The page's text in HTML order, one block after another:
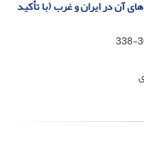
آن در ایران و غرب (با تأکید